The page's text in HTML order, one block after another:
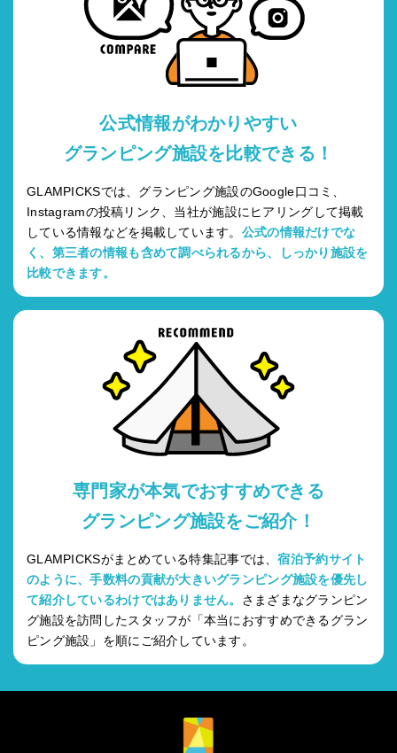
公式情報がわかりやすい
グランピング施設を比較できる！
GLAMPICKSでは、グランピング施設のGoogle口コミ、
Instagramの投稿リンク、当社が施設にヒアリングして掲載
している情報などを掲載しています。 公式の情報だけでな
く、第三者の情報も含めて調べられるから、しっかり施設を
比較できます。
専門家が本気でおすすめできる
グランピング施設をご紹介！
GLAMPICKSがまとめている特集記事では、宿泊予約サイト
のように、手数料の貢献が大きいグランピング施設を優先し
て紹介しているわけではありません。 さまざまなグランピン
グ施設を訪問したスタッフが「本当におすすめできるグラン
ピング施設」を順にご紹介しています。